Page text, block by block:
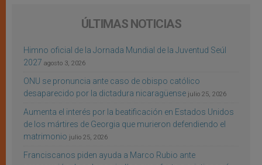
ÚLTIMAS NOTICIAS
Himno oficial de la Jornada Mundial de la Juventud Seúl
2027 agosto 3, 2026
ONU se pronuncia ante caso de obispo católico
desaparecido por la dictadura nicaragüense julio 25, 2026
Aumenta el interés por la beatificación en Estados Unidos
de los mártires de Georgia que murieron defendiendo el
matrimonio julio 25, 2026
Franciscanos piden ayuda a Marco Rubio ante